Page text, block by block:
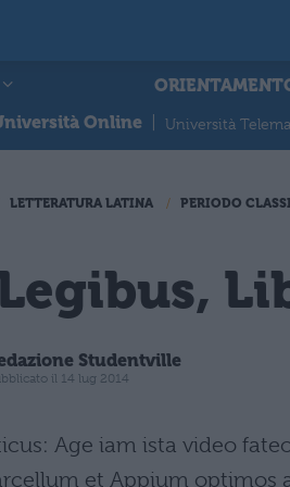
Online
Università
LETTERATURA LATINA PERIODO
Studentville
il 14 lug 2014
Age iam ista video
et Appium optimos